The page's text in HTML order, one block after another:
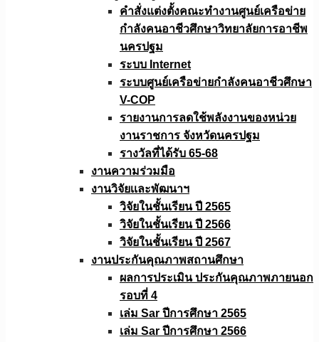
คำสั่งแต่งตั้งคณะทำงานศูนย์เครือข่าย
กำลังคนอาชีวศึกษาวิทยาลัยการอาชีพ
นครปฐม
ระบบ Internet
ระบบศูนย์เครือข่ายกำลังคนอาชีวศึกษา
V-COP
รายงานการลดใช้พลังงานของหน่วย
งานราชการ จังหวัดนครปฐม
รางวัลที่ได้รับ 65-68
งานความร่วมมือ
งานวิจัยเเละพัฒนาฯ
วิจัยในชั้นเรียน ปี 2565
วิจัยในชั้นเรียน ปี 2566
วิจัยในชั้นเรียน ปี 2567
งานประกันคุณภาพสถานศึกษา
ผลการประเมิน ประกันคุณภาพภายนอก
รอบที่ 4
เล่ม Sar ปีการศึกษา 2565
เล่ม Sar ปีการศึกษา 2566